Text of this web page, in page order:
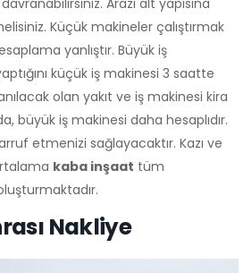
Küçük makineler çalıştırmak
yanlıştır. Büyük iş
küçük iş makinesi 3 saatte
olan yakıt ve iş makinesi kira
büyük iş makinesi daha hesaplıdır.
etmenizi sağlayacaktır. Kazı ve
kaba inşaat tüm
Nakliye